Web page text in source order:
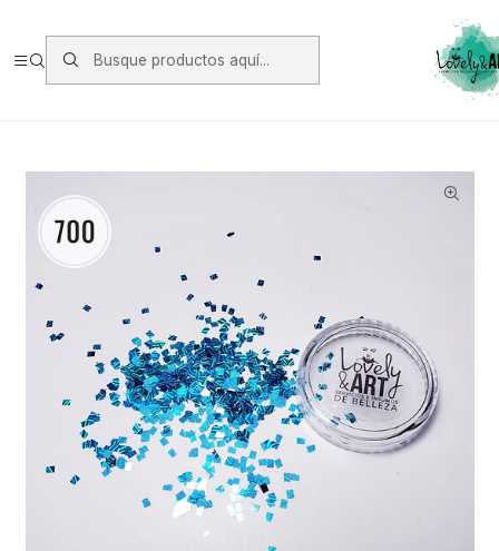
https://www.starken.cl/